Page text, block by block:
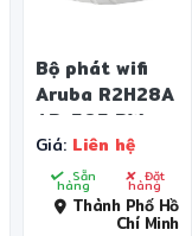
Bộ phát wifi
Aruba R2H28A
AP-505 RW
Unified AP
Giá: Liên hệ
Sẵn
hàng Đặt
hàng
Thành Phố Hồ
Chí Minh